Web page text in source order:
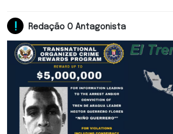
Redação O Antagonista